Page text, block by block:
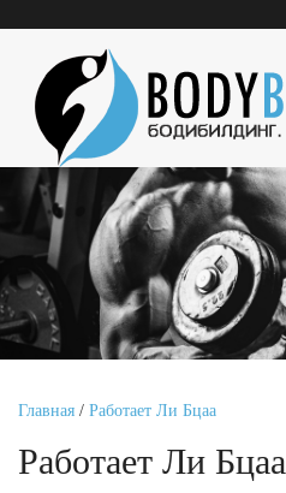
Главная / Работает Ли Бцаа
Работает Ли Бцаа